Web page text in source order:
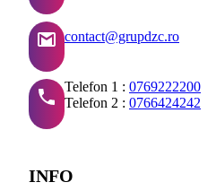
contact@grupdzc.ro
Telefon 1 : 0769222200
Telefon 2 : 0766424242
INFO